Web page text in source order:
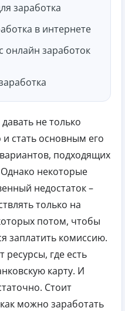
заработка
в интернете
онлайн заработок
не только
стать основным его
подходящих
некоторые
недостаток –
только на
потом, чтобы
заплатить комиссию.
где есть
карту. И
Стоит
можно заработать